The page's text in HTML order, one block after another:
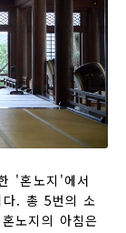
'혼노지'에서
다. 총 5번의 소
노지의 아침은